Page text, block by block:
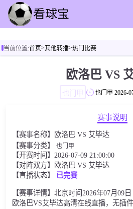
足球直播
其他转播
当前位置:首页>其他转播>热门比赛
欧洛巴 VS
也门甲 也门甲 2026-
赛事说明
【赛事名称】欧洛巴 VS 艾毕达
【赛事分类】 也门甲
【开赛时间】2026-07-09 21:00:00
【对阵双方】欧洛巴 VS 艾毕达
【直播状态】
已完赛
【赛事详情】北京时间2026年07月09
欧洛巴VS艾毕达高清在线直播，无插